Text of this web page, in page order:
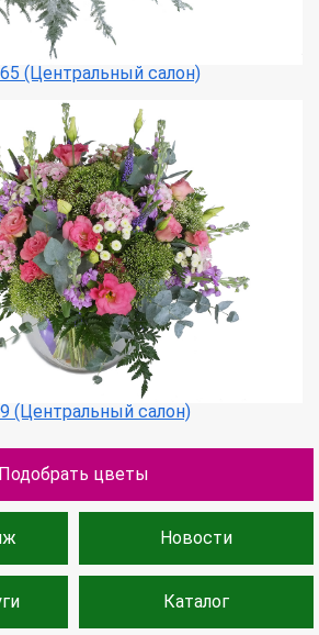
(Центральный салон)
(Центральный салон)
Подобрать цветы
Новости
Каталог